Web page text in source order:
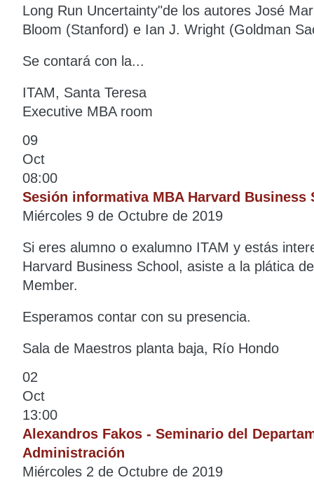
Long Run Uncertainty"de los autores José
Bloom (Stanford) e Ian J. Wright (Goldman
Se contará con la...
ITAM, Santa Teresa
Executive MBA room
09
Oct
08:00
Sesión informativa MBA Harvard Business
Miércoles 9 de Octubre de 2019
Si eres alumno o exalumno ITAM y estás
Harvard Business School, asiste a la plática
Member.
Esperamos contar con su presencia.
Sala de Maestros planta baja, Río Hondo
02
Oct
13:00
Alexandros Fakos - Seminario del
Administración
Miércoles 2 de Octubre de 2019